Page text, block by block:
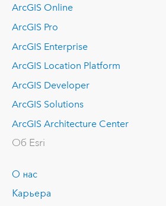
ArcGIS Online
ArcGIS Pro
ArcGIS Enterprise
ArcGIS Location Platform
ArcGIS Developer
ArcGIS Solutions
ArcGIS Architecture Center
Об Esri
О нас
Карьера